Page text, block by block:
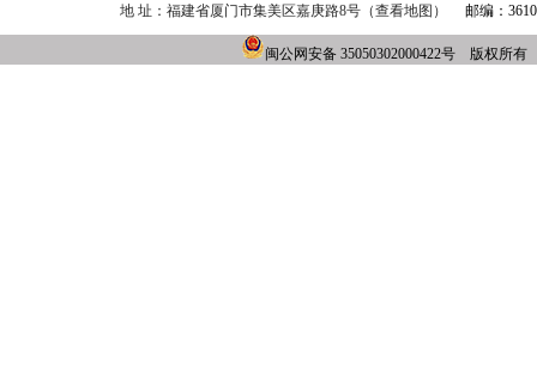
地 址：福建省厦门市集美区嘉庚路8号（查看地图） 邮编：
闽公网安备 35050302000422号 版权所